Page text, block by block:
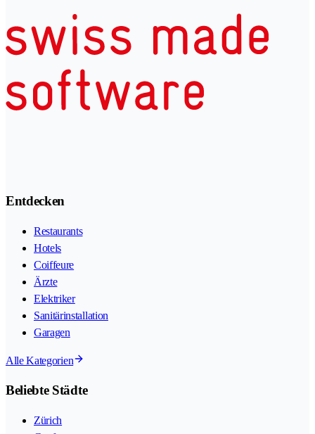
Entdecken
Restaurants
Hotels
Coiffeure
Ärzte
Elektriker
Sanitärinstallation
Garagen
Alle Kategorien
Beliebte Städte
Zürich